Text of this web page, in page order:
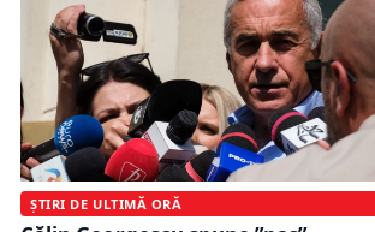
ȘTIRI DE ULTIMĂ ORĂ